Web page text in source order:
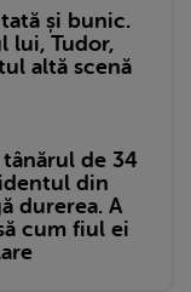
și bunic.
lui, Tudor,
altă scenă
de 34
din
durerea. A
cum fiul ei